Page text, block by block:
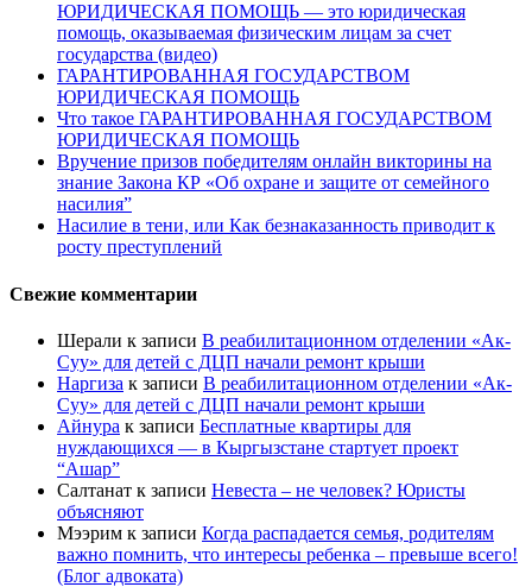
ЮРИДИЧЕСКАЯ ПОМОЩЬ — это юридическая
помощь, оказываемая физическим лицам за счет
государства (видео)
ГАРАНТИРОВАННАЯ ГОСУДАРСТВОМ
ЮРИДИЧЕСКАЯ ПОМОЩЬ
Что такое ГАРАНТИРОВАННАЯ ГОСУДАРСТВОМ
ЮРИДИЧЕСКАЯ ПОМОЩЬ
Вручение призов победителям онлайн викторины на
знание Закона КР «Об охране и защите от семейного
насилия”
Насилие в тени, или Как безнаказанность приводит к
росту преступлений
Свежие комментарии
Шерали к записи В реабилитационном отделении «Ак-
Суу» для детей с ДЦП начали ремонт крыши
Наргиза к записи В реабилитационном отделении «Ак-
Суу» для детей с ДЦП начали ремонт крыши
Айнура к записи Бесплатные квартиры для
нуждающихся — в Кыргызстане стартует проект
“Ашар”
Салтанат к записи Невеста – не человек? Юристы
объясняют
Мээрим к записи Когда распадается семья, родителям
важно помнить, что интересы ребенка – превыше всего!
(Блог адвоката)